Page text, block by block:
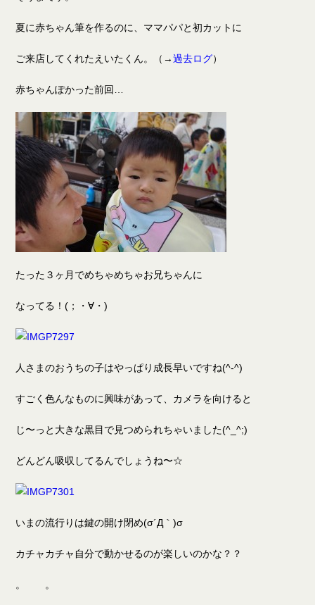
夏に赤ちゃん筆を作るのに、ママパパと初カットに
ご来店してくれたえいたくん。（→過去ログ）
赤ちゃんぽかった前回…
たった３ヶ月でめちゃめちゃお兄ちゃんに
なってる！(；・∀・)
人さまのおうちの子はやっぱり成長早いですね(^-^)
すごく色んなものに興味があって、カメラを向けると
じ〜っと大きな黒目で見つめられちゃいました(^_^;)
どんどん吸収してるんでしょうね〜☆
いまの流行りは鍵の開け閉め(σ´Д｀)σ
カチャカチャ自分で動かせるのが楽しいのかな？？
。 。